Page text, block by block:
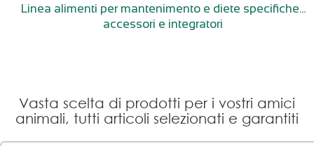
Linea alimenti per mantenimento e diete specifiche...
accessori e integratori
Vasta scelta di prodotti per i vostri amici
animali, tutti articoli selezionati e garantiti